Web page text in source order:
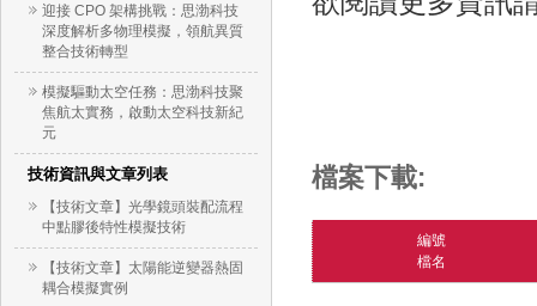
迎接 CPO 架構挑戰：思渤科技
深度解析多物理模擬，領航異質
整合技術轉型
模擬驅動太空任務：思渤科技聚
焦航太實務，啟動太空科技新紀
元
技術資訊與文章列表
【技術文章】光學鏡頭裝配流程
中點膠後特性模擬技術
【技術文章】太陽能逆變器熱固
耦合模擬實例
檔案下載:
編號
檔名